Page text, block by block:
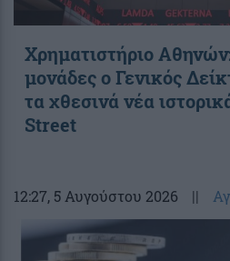
Χρηματιστήριο
μονάδες ο Γενικός
τα χθεσινά νέα
Street
12:27, 5 Αυγούστου 2026 ||